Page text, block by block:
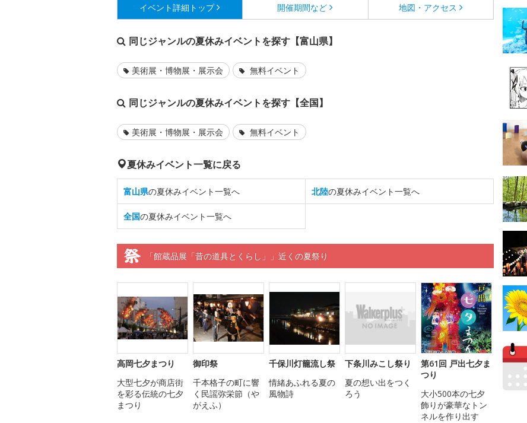
イベント詳細 トップ 開催期間など 地図・アクセス
同じジャンルの夏休みイベントを探す【富山県】
美術展・博物展・展示会 無料イベント
同じジャンルの夏休みイベントを探す【全国】
美術展・博物展・展示会 無料イベント
夏休みイベント一覧に戻る
富山県の夏休みイベント一覧へ 北陸の夏休みイベント一覧へ
全国の夏休みイベント一覧へ
「館蔵品展「昔の道具とくらし」」近くの夏祭り
高岡七夕まつり
大型七夕が商店街
を彩る伝統の七夕
まつり
御印祭
千本格子の町に響
く民謡弥栄節（や
がえふ）
千保川灯籠流し祭
情緒あふれる夏の
風物詩
下条川みこし祭り
夏の想い出をつく
ろう
第61回 戸出七夕ま
つり
大小500本の七夕
飾りが豪華なトン
ネルを作り出す